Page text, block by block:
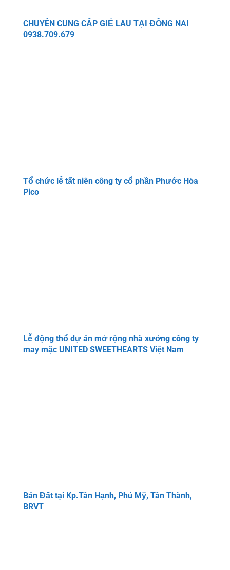
CHUYÊN CUNG CẤP GIẺ LAU TẠI ĐỒNG NAI
0938.709.679
Tổ chức lễ tất niên công ty cổ phần Phước Hòa
Pico
Lễ động thổ dự án mở rộng nhà xưởng công ty
may mặc UNITED SWEETHEARTS Việt Nam
Bán Đất tại Kp.Tân Hạnh, Phú Mỹ, Tân Thành,
BRVT